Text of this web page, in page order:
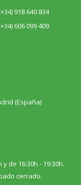
918 640 834
606 099 409
(España)
de 16:30h - 19:30h.
cerrado.